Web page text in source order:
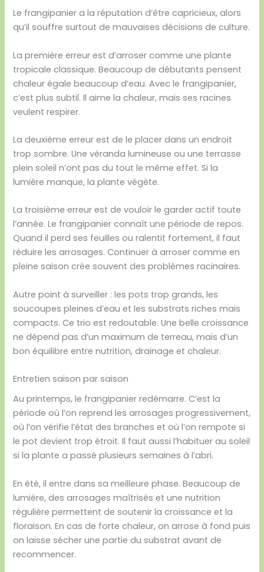
Le frangipanier a la réputation d’être capricieux, alors
qu’il souffre surtout de mauvaises décisions de culture.
La première erreur est d’arroser comme une plante
tropicale classique. Beaucoup de débutants pensent
chaleur égale beaucoup d’eau. Avec le frangipanier,
c’est plus subtil. Il aime la chaleur, mais ses racines
veulent respirer.
La deuxième erreur est de le placer dans un endroit
trop sombre. Une véranda lumineuse ou une terrasse
plein soleil n’ont pas du tout le même effet. Si la
lumière manque, la plante végète.
La troisième erreur est de vouloir le garder actif toute
l’année. Le frangipanier connaît une période de repos.
Quand il perd ses feuilles ou ralentit fortement, il faut
réduire les arrosages. Continuer à arroser comme en
pleine saison crée souvent des problèmes racinaires.
Autre point à surveiller : les pots trop grands, les
soucoupes pleines d’eau et les substrats riches mais
compacts. Ce trio est redoutable. Une belle croissance
ne dépend pas d’un maximum de terreau, mais d’un
bon équilibre entre nutrition, drainage et chaleur.
Entretien saison par saison
Au printemps, le frangipanier redémarre. C’est la
période où l’on reprend les arrosages progressivement,
où l’on vérifie l’état des branches et où l’on rempote si
le pot devient trop étroit. Il faut aussi l’habituer au soleil
si la plante a passé plusieurs semaines à l’abri.
En été, il entre dans sa meilleure phase. Beaucoup de
lumière, des arrosages maîtrisés et une nutrition
régulière permettent de soutenir la croissance et la
floraison. En cas de forte chaleur, on arrose à fond puis
on laisse sécher une partie du substrat avant de
recommencer.